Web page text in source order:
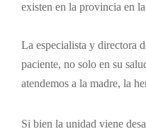
existen en la provincia en
La especialista y directora
paciente, no solo en su
atendemos a la madre, la
Si bien la unidad viene